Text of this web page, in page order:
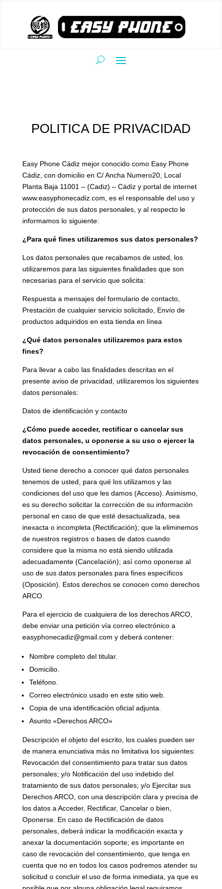
POLITICA DE PRIVACIDAD
Easy Phone Cádiz mejor conocido como Easy Phone
Cádiz, con domicilio en C/ Ancha Numero20, Local
Planta Baja 11001 – (Cadiz) – Cádiz y portal de internet
www.easyphonecadiz.com, es el responsable del uso y
protección de sus datos personales, y al respecto le
informamos lo siguiente:
¿Para qué fines utilizaremos sus datos personales?
Los datos personales que recabamos de usted, los
utilizaremos para las siguientes finalidades que son
necesarias para el servicio que solicita:
Respuesta a mensajes del formulario de contacto,
Prestación de cualquier servicio solicitado, Envío de
productos adquiridos en esta tienda en línea
¿Qué datos personales utilizaremos para estos
fines?
Para llevar a cabo las finalidades descritas en el
presente aviso de privacidad, utilizaremos los siguientes
datos personales:
Datos de identificación y contacto
¿Cómo puede acceder, rectificar o cancelar sus
datos personales, u oponerse a su uso o ejercer la
revocación de consentimiento?
Usted tiene derecho a conocer qué datos personales
tenemos de usted, para qué los utilizamos y las
condiciones del uso que les damos (Acceso). Asimismo,
es su derecho solicitar la corrección de su información
personal en caso de que esté desactualizada, sea
inexacta o incompleta (Rectificación); que la eliminemos
de nuestros registros o bases de datos cuando
considere que la misma no está siendo utilizada
adecuadamente (Cancelación); así como oponerse al
uso de sus datos personales para fines específicos
(Oposición). Estos derechos se conocen como derechos
ARCO.
Para el ejercicio de cualquiera de los derechos ARCO,
debe enviar una petición vía correo electrónico a
easyphonecadiz@gmail.com y deberá contener:
Nombre completo del titular.
Domicilio.
Teléfono.
Correo electrónico usado en este sitio web.
Copia de una identificación oficial adjunta.
Asunto «Derechos ARCO»
Descripción el objeto del escrito, los cuales pueden ser
de manera enunciativa más no limitativa los siguientes:
Revocación del consentimiento para tratar sus datos
personales; y/o Notificación del uso indebido del
tratamiento de sus datos personales; y/o Ejercitar sus
Derechos ARCO, con una descripción clara y precisa de
los datos a Acceder, Rectificar, Cancelar o bien,
Oponerse. En caso de Rectificación de datos
personales, deberá indicar la modificación exacta y
anexar la documentación soporte; es importante en
caso de revocación del consentimiento, que tenga en
cuenta que no en todos los casos podremos atender su
solicitud o concluir el uso de forma inmediata, ya que es